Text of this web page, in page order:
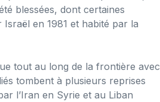
blessées, dont certaines
en 1981 et habité par la
tout au long de la frontière avec
tombent à plusieurs reprises
l’Iran en Syrie et au Liban